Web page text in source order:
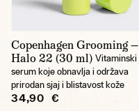
Copenhagen Grooming —
Halo 22 (30 ml) Vitaminski
serum koje obnavlja i održava
prirodan sjaj i blistavost kože
34,90 €